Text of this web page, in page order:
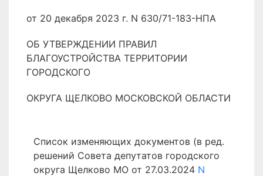
от 20 декабря 2023 г. N 630/71-183-НПА
ОБ УТВЕРЖДЕНИИ ПРАВИЛ
БЛАГОУСТРОЙСТВА ТЕРРИТОРИИ
ГОРОДСКОГО
ОКРУГА ЩЕЛКОВО МОСКОВСКОЙ ОБЛАСТИ
Список изменяющих документов (в ред.
решений Совета депутатов городского
округа Щелково МО от 27.03.2024 N